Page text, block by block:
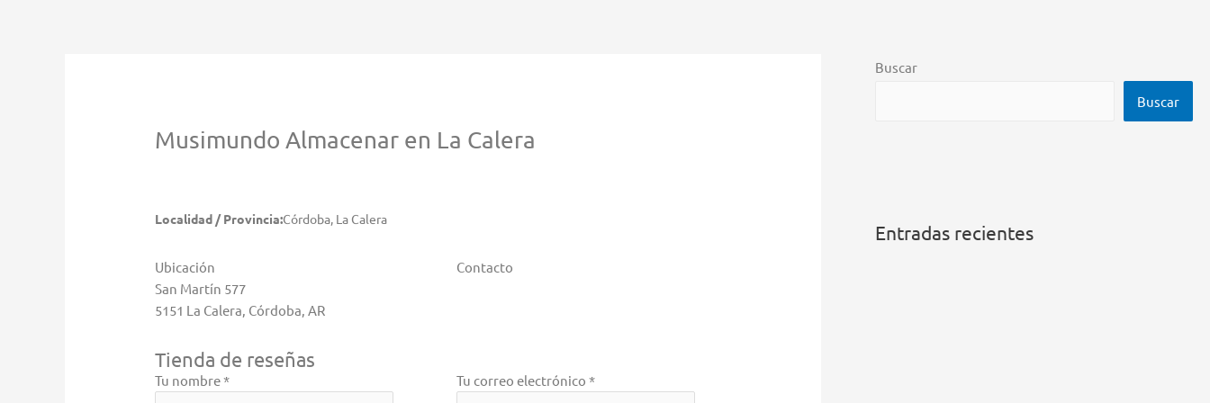
MusimundoAlmacenar en La Calera
Localidad / Provincia:Córdoba, La Calera
Ubicación
San Martín 577
5151 La Calera, Córdoba, AR
Contacto
Tienda de reseñas
Tu nombre * Tu correo electrónico *
Buscar
Buscar
Entradas recientes